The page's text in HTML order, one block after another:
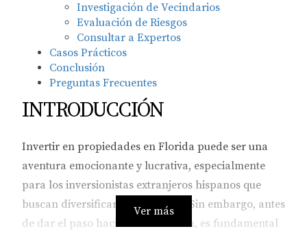
Investigación de Vecindarios
Evaluación de Riesgos
Consultar a Expertos
Casos Prácticos
Conclusión
Preguntas Frecuentes
INTRODUCCIÓN
Invertir en propiedades en Florida puede ser una
aventura emocionante y lucrativa, especialmente
para los inversionistas extranjeros hispanos que
buscan diversificar su portafolio. Sin embargo, antes
de dar el paso hacia esta inversión, es fundamental
Ver más